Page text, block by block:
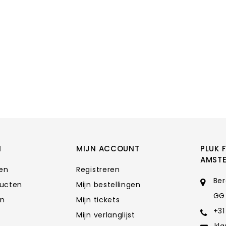
MIJN ACCOUNT
Registreren
Mijn bestellingen
Mijn tickets
Mijn verlanglijst
PLUK